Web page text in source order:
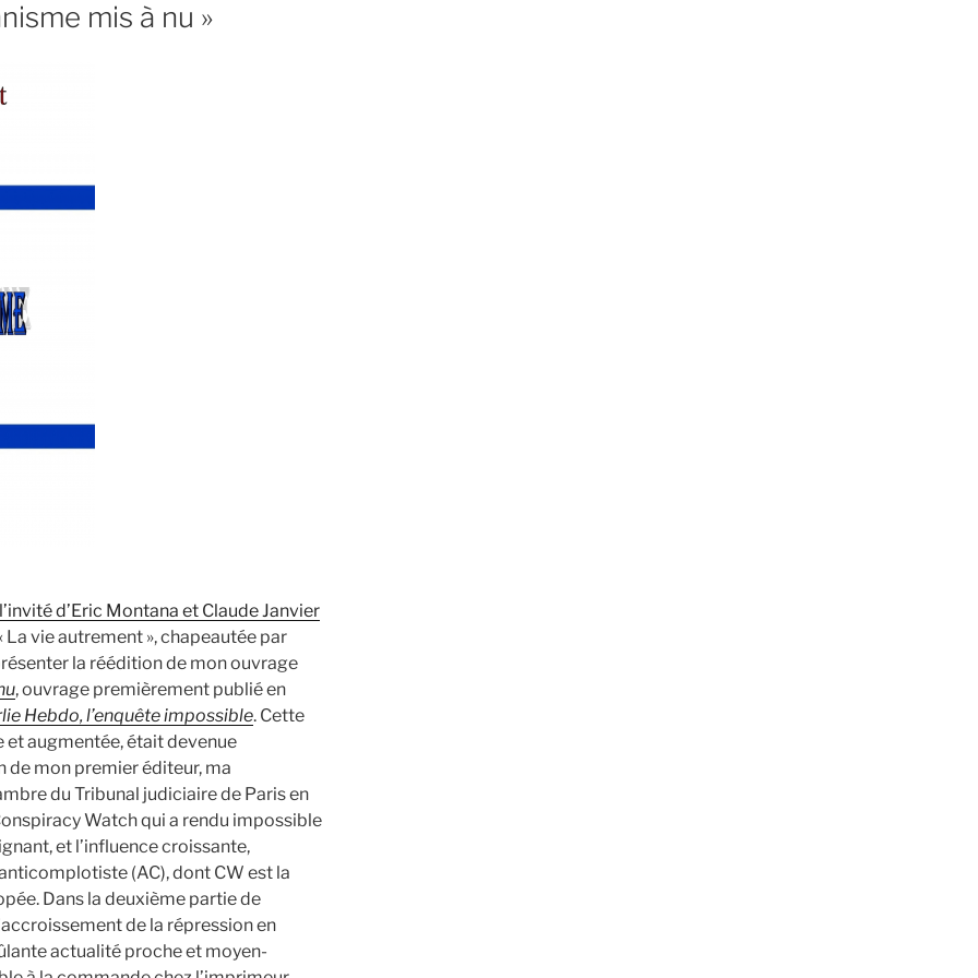
mis à nu »
l’invité d’Eric Montana et Claude Janvier
vie autrement », chapeautée par
la réédition de mon ouvrage
, ouvrage premièrement publié en
Hebdo, l’enquête impossible. Cette
et augmentée, était devenue
de mon premier éditeur, ma
du Tribunal judiciaire de Paris en
Watch qui a rendu impossible
et l’influence croissante,
(AC), dont CW est la
Dans la deuxième partie de
de la répression en
actualité proche et moyen-